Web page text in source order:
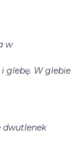
w
glebę. W glebie
dwutlenek